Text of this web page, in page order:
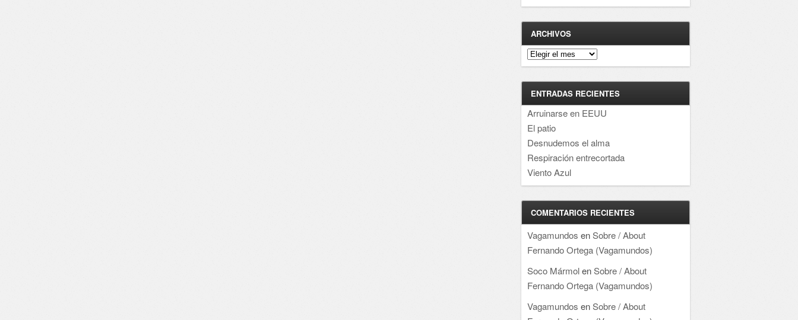
ARCHIVOS
Archivos
ENTRADAS RECIENTES
Arruinarse en EEUU
El patio
Desnudemos el alma
Respiración entrecortada
Viento Azul
COMENTARIOS RECIENTES
Vagamundos enSobre / About
Fernando Ortega (Vagamundos)
Soco MármolenSobre / About
Fernando Ortega (Vagamundos)
Vagamundos enSobre / About